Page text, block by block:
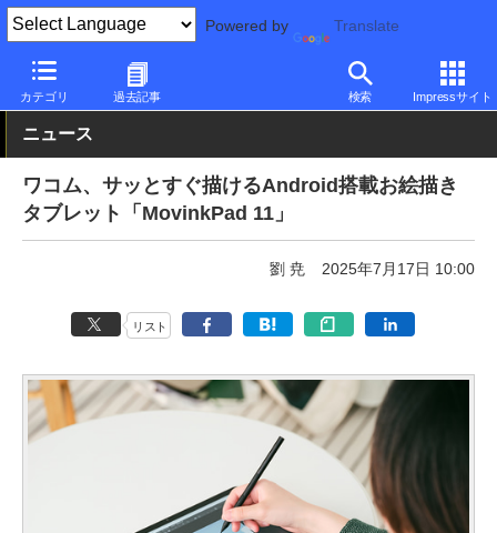
Powered by Translate
カテゴリ 過去記事 検索 Impressサイト
PC Watch パソコン/タブレット/スマートフォン タブレット
ニュース
ワコム、サッとすぐ描けるAndroid搭載お絵描き
タブレット「MovinkPad 11」
劉 尭 2025年7月17日 10:00
リスト